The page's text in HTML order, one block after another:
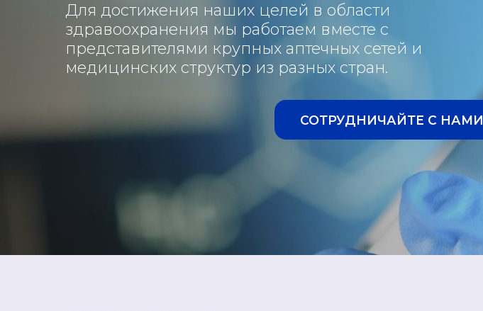
Для достижения наших целей в области
здравоохранения мы работаем вместе с
представителями крупных аптечных сетей и
медицинских структур из разных стран.
СОТРУДНИЧАЙТЕ С НАМИ